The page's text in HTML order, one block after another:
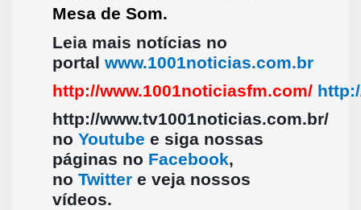
Mesa de Som.
Leia mais notícias no
portal www.1001noticias.com.br
http://www.1001noticiasfm.com/
http://www.tv1001noticias.com.br/
no Youtube e siga nossas
páginas no Facebook,
no Twitter e veja nossos
vídeos.